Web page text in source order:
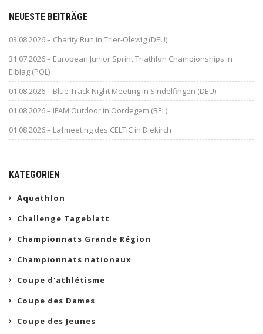
NEUESTE BEITRÄGE
03.08.2026 – Charity Run in Trier-Olewig (DEU)
31.07.2026 – European Junior Sprint Triathlon Championships in
Elblag (POL)
01.08.2026 – Blue Track Night Meeting in Sindelfingen (DEU)
01.08.2026 – IFAM Outdoor in Oordegem (BEL)
01.08.2026 – Lafmeeting des CELTIC in Diekirch
KATEGORIEN
Aquathlon
Challenge Tageblatt
Championnats Grande Région
Championnats nationaux
Coupe d'athlétisme
Coupe des Dames
Coupe des Jeunes